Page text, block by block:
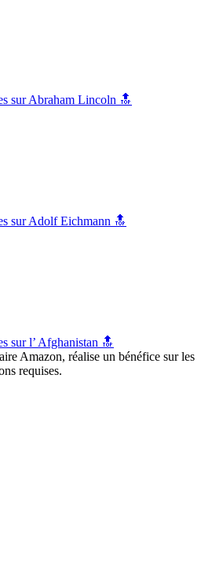
sur Abraham Lincoln 🔝
sur Adolf Eichmann 🔝
sur l’ Afghanistan 🔝
Amazon, réalise un bénéfice sur les
requises.